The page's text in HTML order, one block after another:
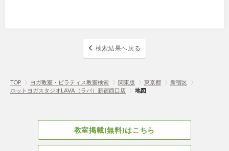
検索結果へ戻る
TOP 〉 ヨガ教室・ピラティス教室検索 〉 関東版 〉 東京都 〉 新宿区
〉
ホットヨガスタジオLAVA（ラバ）新宿西口店
〉 地図
教室掲載(無料)はこちら